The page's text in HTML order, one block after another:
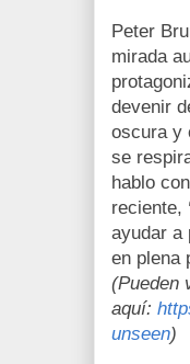
Peter
mirada
devenir
oscura y
se
hablo
reciente,
ayudar a
en plena
(Pueden
aquí:
unseen)